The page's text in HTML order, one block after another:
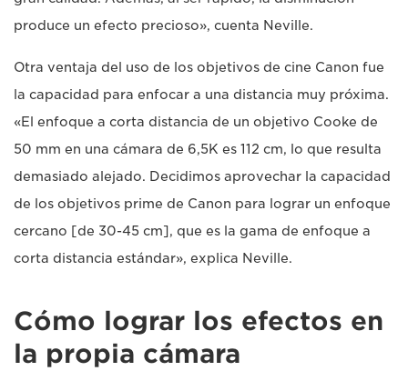
produce un efecto precioso», cuenta Neville.
Otra ventaja del uso de los objetivos de cine Canon fue
la capacidad para enfocar a una distancia muy próxima.
«El enfoque a corta distancia de un objetivo Cooke de
50 mm en una cámara de 6,5K es 112 cm, lo que resulta
demasiado alejado. Decidimos aprovechar la capacidad
de los objetivos prime de Canon para lograr un enfoque
cercano [de 30-45 cm], que es la gama de enfoque a
corta distancia estándar», explica Neville.
Cómo lograr los efectos en
la propia cámara